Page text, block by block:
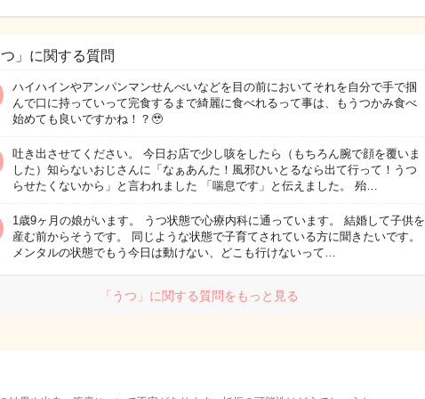
」に関する質問
ハイハインやアンパンマンせんべいなどを目の前においてそれを自分で手で掴
んで口に持っていって完食するまで綺麗に食べれるって事は、もうつかみ食べ
始めても良いですかね！？🥹
吐き出させてください。 今日お店で少し咳をしたら（もちろん腕で顔を覆いま
した）知らないおじさんに「なぁあんた！風邪ひいとるなら出て行って！うつ
らせたくないから」と言われました 「喘息です」と伝えました。 殆…
1歳9ヶ月の娘がいます。 うつ状態で心療内科に通っています。 結婚して子供を
産む前からそうです。 同じような状態で子育てされている方に聞きたいです。
メンタルの状態でもう今日は動けない、どこも行けないって…
「うつ」に関する質問をもっと見る